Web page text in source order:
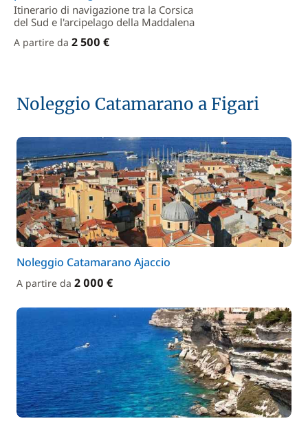
Itinerario di navigazione tra la Corsica
del Sud e l'arcipelago della Maddalena
A partire da 2 500 €
Noleggio Catamarano a Figari
Noleggio Catamarano Ajaccio
A partire da 2 000 €